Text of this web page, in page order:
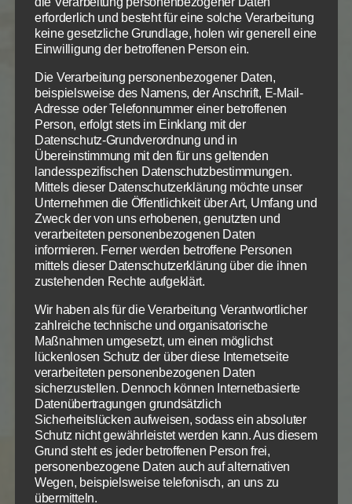
schleudere dem Feind ohne Erbarmen Gottes Wort
ins Gesicht. Er ist ja so groß, du kannst nicht fehlen.
Schon der erste Stein aus deiner
kann vor Gottes Wort nicht stehen bleiben, er fällt,
und das Entsetzen unter den Feinden ist groß. Und
dann gibt ihm mit dem Schwert des ganzen Wortes
Gottes den Rest! Was folgt ist Geschichte und das
Volk Gottes, das Davids Sieg über Goliath sieht, wird
sich eilends aufmachen und dem Feindesheer
hinterherjagen, bis es auch den letzten Rest
vernichtet hat. Das ist das Ziel, das ist der Weg! Der
Schwächste unter uns wird stark sein wie David und
wir geistlichen Davidsnachkommen wie eine
Gottesmacht, wie Jesus selbst, der uns voranzieht.
Auf ins verheißene Land! Wir KÖNNEN es
einnehmen, denn Gott ist mit uns!“
Ich sehe es NICHT so:
Wernicht gegen mich istund mich einfach mit dieser
Botschaft laufen lässt, ist wenigstens keine Gefahr
für mich.
Nein, es ist genau andersherum:
Zum Betrieb der Seite notwendige Cookies:
Name
Datenschutzeinstellungen
Wir nutzen Cookies auf unserer Website. Einige von ihnen
erforderlich und besteht für eine solche Verarbeitung
keine gesetzliche Grundlage, holen wir generell eine
Einwilligung der betroffenen Person ein.
Die Verarbeitung personenbezogener Daten,
beispielsweise des Namens, der Anschrift, E-Mail-
Adresse oder Telefonnummer einer betroffenen
Person, erfolgt stets im Einklang mit der
Datenschutz-Grundverordnung und in
Übereinstimmung mit den für uns geltenden
landesspezifischen Datenschutzbestimmungen.
Mittels dieser Datenschutzerklärung möchte unser
Unternehmen die Öffentlichkeit über Art, Umfang und
Zweck der von uns erhobenen, genutzten und
verarbeiteten personenbezogenen Daten
informieren. Ferner werden betroffene Personen
mittels dieser Datenschutzerklärung über die ihnen
zustehenden Rechte aufgeklärt.
Wir haben als für die Verarbeitung Verantwortlicher
zahlreiche technische und organisatorische
Maßnahmen umgesetzt, um einen möglichst
lückenlosen Schutz der über diese Internetseite
verarbeiteten personenbezogenen Daten
sicherzustellen. Dennoch können Internetbasierte
Datenübertragungen grundsätzlich
Sicherheitslücken aufweisen, sodass ein absoluter
Schutz nicht gewährleistet werden kann. Aus diesem
Grund steht es jeder betroffenen Person frei,
personenbezogene Daten auch auf alternativen
Wegen, beispielsweise telefonisch, an uns zu
übermitteln.